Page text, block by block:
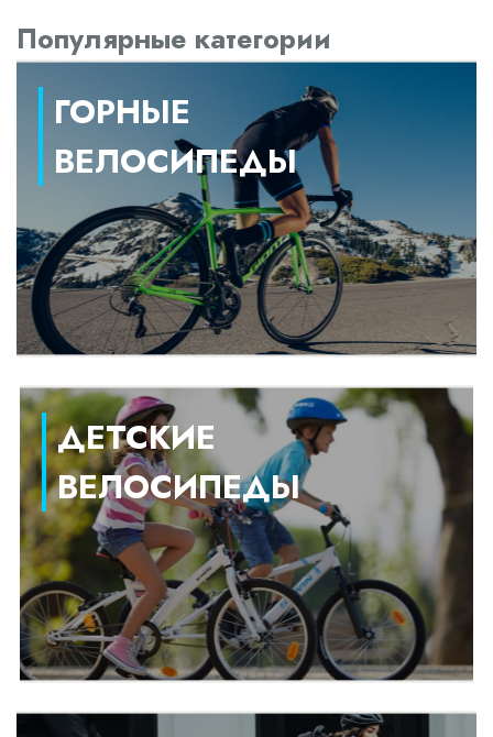
Популярные категории
ГОРНЫЕ
ВЕЛОСИПЕДЫ
ДЕТСКИЕ
ВЕЛОСИПЕДЫ